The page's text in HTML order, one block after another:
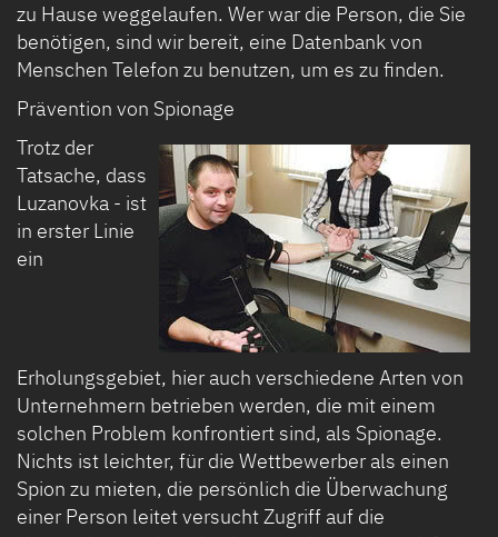
zu Hause weggelaufen. Wer war die Person, die Sie
benötigen, sind wir bereit, eine Datenbank von
Menschen Telefon zu benutzen, um es zu finden.
Prävention von Spionage
Trotz der
Tatsache, dass
Luzanovka - ist
in erster Linie
ein
Erholungsgebiet, hier auch verschiedene Arten von
Unternehmern betrieben werden, die mit einem
solchen Problem konfrontiert sind, als Spionage.
Nichts ist leichter, für die Wettbewerber als einen
Spion zu mieten, die persönlich die Überwachung
einer Person leitet versucht Zugriff auf die